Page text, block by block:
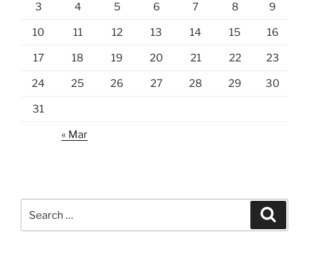
3 4 5 6 7 8 9
10 11 12 13 14 15 16
17 18 19 20 21 22 23
24 25 26 27 28 29 30
31
« Mar
for: